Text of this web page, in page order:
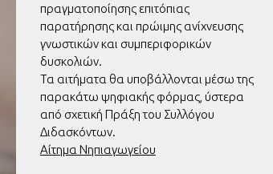
πραγματοποίησης επιτόπιας
παρατήρησης και πρώιμης ανίχνευσης
γνωστικών και συμπεριφορικών
δυσκολιών.
Τα αιτήματα θα υποβάλλονται μέσω της
παρακάτω ψηφιακής φόρμας, ύστερα
από σχετική Πράξη του Συλλόγου
Διδασκόντων.
Αίτημα Νηπιαγωγείου